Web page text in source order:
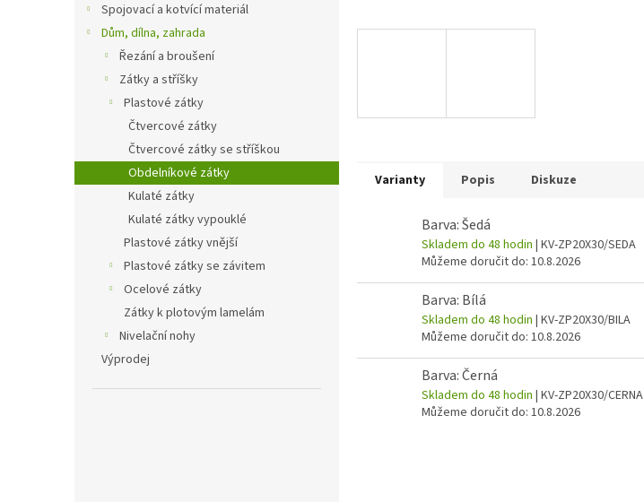
Spojovací a kotvící materiál
Dům, dílna, zahrada
Řezání a broušení
Zátky a stříšky
Plastové zátky
Čtvercové zátky
Čtvercové zátky se stříškou
Obdelníkové zátky
Kulaté zátky
Kulaté zátky vypouklé
Plastové zátky vnější
Plastové zátky se závitem
Ocelové zátky
Zátky k plotovým lamelám
Nivelační nohy
Výprodej
Varianty Popis Diskuze
Barva: Šedá
Skladem do 48 hodin | KV-ZP20X30/SEDA
Můžeme doručit do: 10.8.2026
Barva: Bílá
Skladem do 48 hodin | KV-ZP20X30/BILA
Můžeme doručit do: 10.8.2026
Barva: Černá
Skladem do 48 hodin | KV-ZP20X30/CERNA
Můžeme doručit do: 10.8.2026